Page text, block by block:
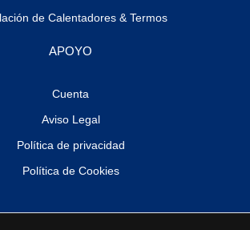
de Calentadores & Termos
APOYO
Cuenta
Aviso Legal
Política de privacidad
Política de Cookies